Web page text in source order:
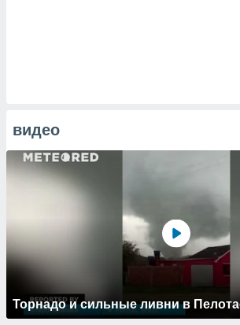
видео
Торнадо и сильные ливни в